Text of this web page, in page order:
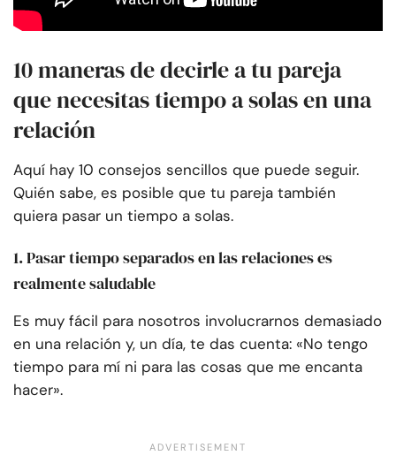
10 maneras de decirle a tu pareja
que necesitas tiempo a solas en una
relación
Aquí hay 10 consejos sencillos que puede seguir.
Quién sabe, es posible que tu pareja también
quiera pasar un tiempo a solas.
1. Pasar tiempo separados en las relaciones es
realmente saludable
Es muy fácil para nosotros involucrarnos demasiado
en una relación y, un día, te das cuenta: «No tengo
tiempo para mí ni para las cosas que me encanta
hacer».